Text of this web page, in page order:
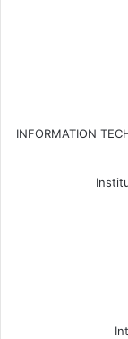
INFORMATION